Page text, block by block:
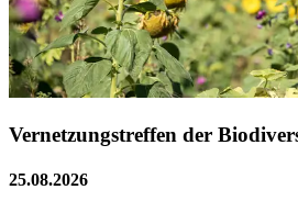
Vernetzungstreffen der
25.08.2026